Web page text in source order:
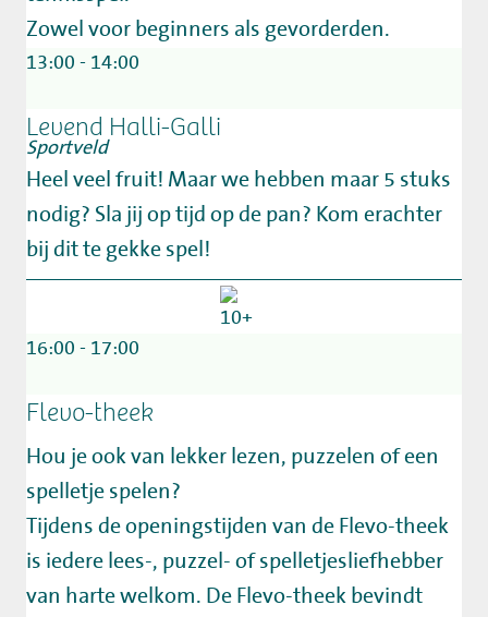
Zowel voor beginners als gevorderden.
13:00 - 14:00
Levend Halli-Galli
Sportveld
Heel veel fruit! Maar we hebben maar 5 stuks
nodig? Sla jij op tijd op de pan? Kom erachter
bij dit te gekke spel!
16:00 - 17:00
Flevo-theek
Hou je ook van lekker lezen, puzzelen of een
spelletje spelen?
Tijdens de openingstijden van de Flevo-theek
is iedere lees-, puzzel- of spelletjesliefhebber
van harte welkom. De Flevo-theek bevindt